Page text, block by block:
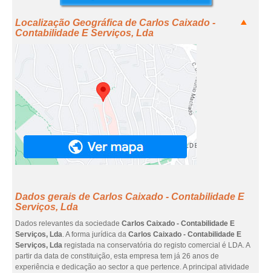
Localização Geográfica de Carlos Caixado -
Contabilidade E Serviços, Lda
Dados gerais de Carlos Caixado - Contabilidade E
Serviços, Lda
Dados relevantes da sociedade Carlos Caixado - Contabilidade E
Serviços, Lda. A forma jurídica da Carlos Caixado - Contabilidade E
Serviços, Lda registada na conservatória do registo comercial é LDA. A
partir da data de constituição, esta empresa tem já 26 anos de
experiência e dedicação ao sector a que pertence. A principal atividade